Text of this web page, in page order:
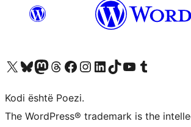
Vizitoni llogarinë tonë X (ish Twitter)
Vizitoni llogarinë tonë Bluesky
Vizitoni llogarinë tonë Mastodon
Vizitoni llogarinë tonë Threads
Vizitoni faqen tonë në Facebook
Vizitoni llogarinë tonë Instagram
Vizitoni llogarinë tonë LinkedIn
Vizitoni llogarinë tonë TikTok
Vizitoni kanalin tonë YouTube
Vizitoni llogarinë tonë Tumblr
Kodi është Poezi.
The WordPress® trademark is the